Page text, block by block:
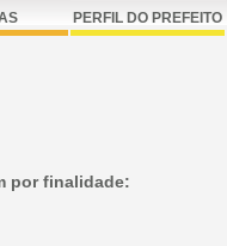
PERFIL DO PREFEITO
por finalidade: